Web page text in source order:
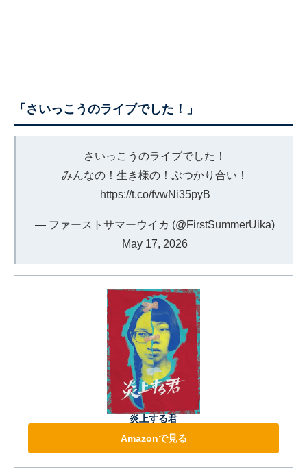
「さいっこうのライブでした！」
さいっこうのライブでした！
みんなの！生き様の！ぶつかり合い！
https://t.co/fvwNi35pyB
— ファーストサマーウイカ (@FirstSummerUika)
May 17, 2026
炎上する君
Amazonで見る